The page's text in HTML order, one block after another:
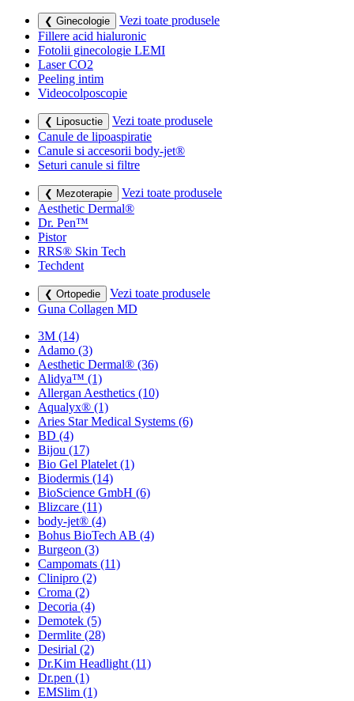
❮ Ginecologie
Vezi toate produsele
Fillere acid hialuronic
Fotolii ginecologie LEMI
Laser CO2
Peeling intim
Videocolposcopie
❮ Liposuctie
Vezi toate produsele
Canule de lipoaspiratie
Canule si accesorii body-jet®
Seturi canule si filtre
❮ Mezoterapie
Vezi toate produsele
Aesthetic Dermal®
Dr. Pen™
Pistor
RRS® Skin Tech
Techdent
❮ Ortopedie
Vezi toate produsele
Guna Collagen MD
3M (14)
Adamo (3)
Aesthetic Dermal® (36)
Alidya™ (1)
Allergan Aesthetics (10)
Aqualyx® (1)
Aries Star Medical Systems (6)
BD (4)
Bijou (17)
Bio Gel Platelet (1)
Biodermis (14)
BioScience GmbH (6)
Blizcare (11)
body-jet® (4)
Bohus BioTech AB (4)
Burgeon (3)
Campomats (11)
Clinipro (2)
Croma (2)
Decoria (4)
Demotek (5)
Dermlite (28)
Desirial (2)
Dr.Kim Headlight (11)
Dr.pen (1)
EMSlim (1)